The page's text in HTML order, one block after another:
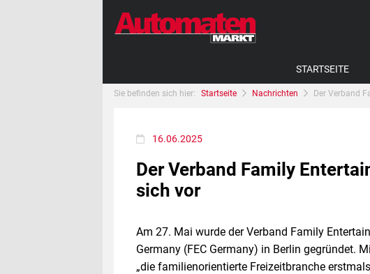
STARTSEITE
Sie befinden sich hier: Startseite Nachrichten Der Verband
16.06.2025
Der Verband Family
sich vor
Am 27. Mai wurde der Verband Family
Germany (FEC Germany) in Berlin gegründet.
„die familienorientierte Freizeitbranche